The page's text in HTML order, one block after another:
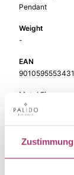
Zustimmung
Pendant
Weight
-
EAN
9010595553431
Metal Fineness
585
Gem Color
white
Gem